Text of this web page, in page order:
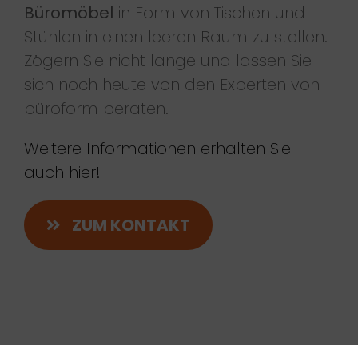
Büromöbel in Form von Tischen und
Stühlen in einen leeren Raum zu stellen.
Zögern Sie nicht lange und lassen Sie
sich noch heute von den Experten von
büroform beraten.
Weitere Informationen erhalten Sie
auch hier!
ZUM KONTAKT